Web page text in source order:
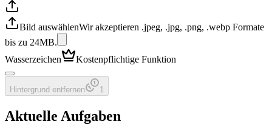
Bild auswählenWir akzeptieren .jpeg, .jpg, .png, .webp Formate
bis zu 24MB.
Wasserzeichen
Kostenpflichtige Funktion
Hintergrund entfernen 1
Aktuelle Aufgaben